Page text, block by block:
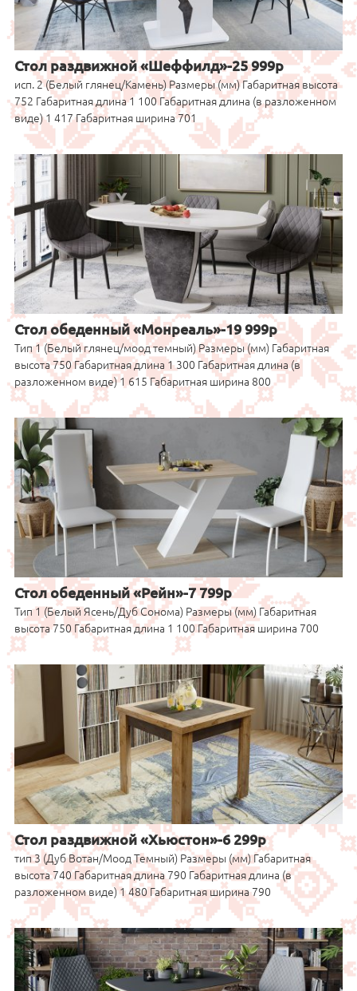
Стол раздвижной «Шеффилд»-25 999р
исп. 2 (Белый глянец/Камень) Размеры (мм) Габаритная высота
752 Габаритная длина 1 100 Габаритная длина (в разложенном
виде) 1 417 Габаритная ширина 701
Стол обеденный «Монреаль»-19 999р
Тип 1 (Белый глянец/моод темный) Размеры (мм) Габаритная
высота 750 Габаритная длина 1 300 Габаритная длина (в
разложенном виде) 1 615 Габаритная ширина 800
Стол обеденный «Рейн»-7 799р
Тип 1 (Белый Ясень/Дуб Сонома) Размеры (мм) Габаритная
высота 750 Габаритная длина 1 100 Габаритная ширина 700
Стол раздвижной «Хьюстон»-6 299р
тип 3 (Дуб Вотан/Моод Темный) Размеры (мм) Габаритная
высота 740 Габаритная длина 790 Габаритная длина (в
разложенном виде) 1 480 Габаритная ширина 790